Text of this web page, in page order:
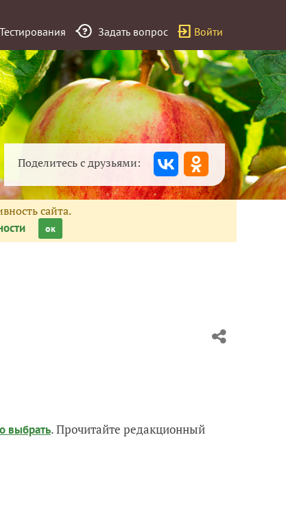
Тестирования Задать вопрос Войти
Поделитесь с друзьями:
сайта.
ок
выбрать. Прочитайте редакционный